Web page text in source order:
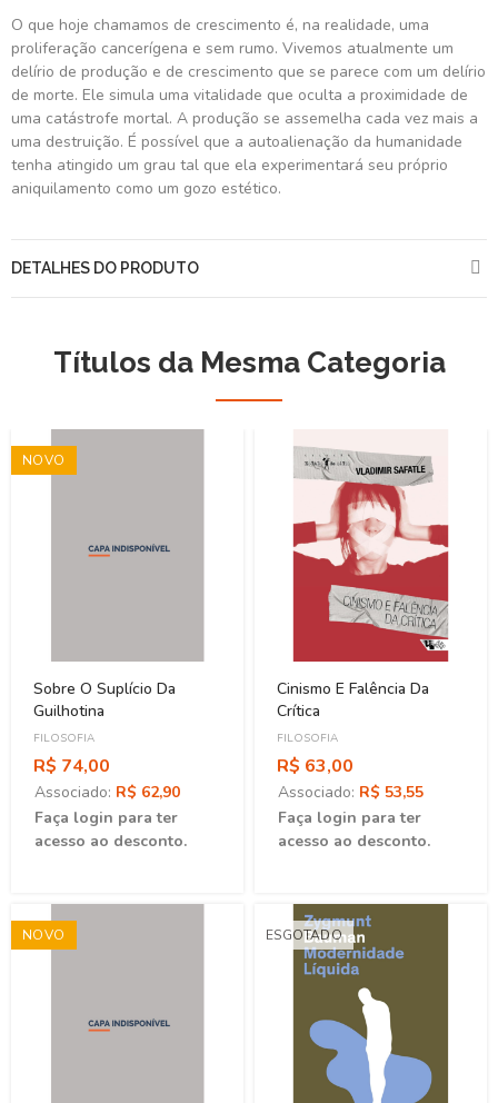
O que hoje chamamos de crescimento é, na realidade, uma
proliferação cancerígena e sem rumo. Vivemos atualmente um
delírio de produção e de crescimento que se parece com um delírio
de morte. Ele simula uma vitalidade que oculta a proximidade de
uma catástrofe mortal. A produção se assemelha cada vez mais a
uma destruição. É possível que a autoalienação da humanidade
tenha atingido um grau tal que ela experimentará seu próprio
aniquilamento como um gozo estético.
DETALHES DO PRODUTO
Títulos da Mesma Categoria
NOVO
Sobre O Suplício Da
Guilhotina
FILOSOFIA
R$ 74,00
Associado: R$ 62,90
Faça login para ter
acesso ao desconto.
NOVO
Cinismo E Falência Da
Crítica
FILOSOFIA
R$ 63,00
Associado: R$ 53,55
Faça login para ter
acesso ao desconto.
ESGOTADO